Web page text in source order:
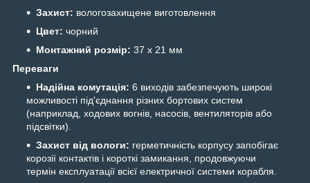
Захист: вологозахищене виготовлення
Цвет: чорний
Монтажний розмір: 37 х 21 мм
Переваги
Надійна комутація: 6 виходів забезпечують широкі
можливості під'єднання різних бортових систем
(наприклад, ходових вогнів, насосів, вентиляторів або
підсвітки).
Захист від вологи: герметичність корпусу запобігає
корозії контактів і короткі замикання, продовжуючи
термін експлуатації всієї електричної системи корабля.